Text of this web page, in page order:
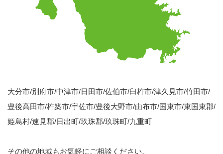
大分市/別府市/中津市/日田市/佐伯市/臼杵市/津久見市/竹田市/
豊後高田市/杵築市/宇佐市/豊後大野市/由布市/国東市/東国東郡/
姫島村/速見郡/日出町/玖珠郡/玖珠町/九重町
その他の地域もお気軽にご相談ください。